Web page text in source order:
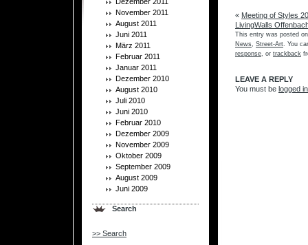
November 2011
August 2011
Juni 2011
März 2011
Februar 2011
Januar 2011
Dezember 2010
August 2010
Juli 2010
Juni 2010
Februar 2010
Dezember 2009
November 2009
Oktober 2009
September 2009
August 2009
Juni 2009
Search
>> Search
« Meeting of Styles
LivingWalls
This entry was posted
News, Street-Art. You
response, or trackback
LEAVE A REPLY
You must be logged in